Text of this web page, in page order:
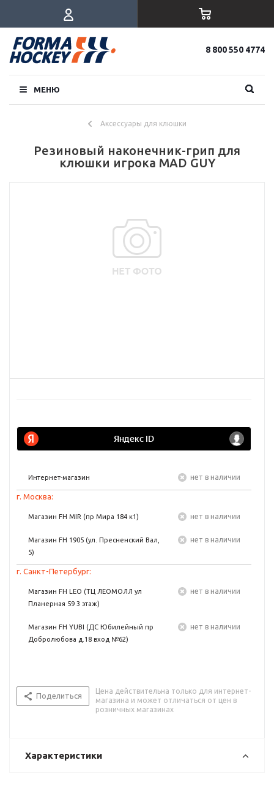
8 800 550 4774
МЕНЮ
Аксессуары для клюшки
Резиновый наконечник-грип для
клюшки игрока MAD GUY
Интернет-магазин Нет в наличии
г. Москва:
Магазин FH MIR (пр Мира 184 к1) Нет в наличии
Магазин FH 1905 (ул. Пресненский Вал,
5)
Нет в наличии
г. Санкт-Петербург:
Магазин FH LEO (ТЦ ЛЕОМОЛЛ ул
Планерная 59 3 этаж)
Нет в наличии
Магазин FH YUBI (ДС Юбилейный пр
Добролюбова д.18 вход №62)
Нет в наличии
Поделиться
Цена действительна только для интернет-
магазина и может отличаться от цен в
розничных магазинах
Характеристики